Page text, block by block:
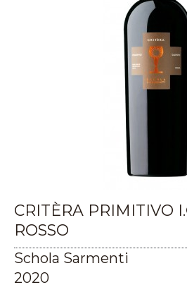
CRITÈRA PRIMITIVO
ROSSO
Schola Sarmenti
2020